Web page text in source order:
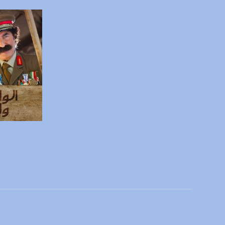
يوتيوب:
feed
بينترست:
musawachannel
فيميو:
musawachannel
غوغل+:
‫#‏عرب_٤٨